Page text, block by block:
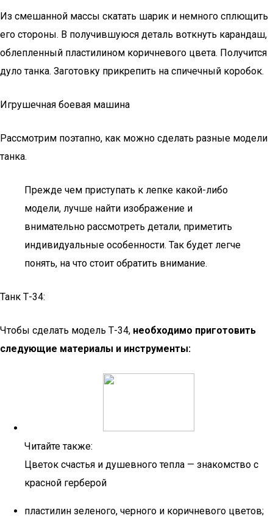
Из смешанной массы скатать шарик и немного сплющить
его стороны. В получившуюся деталь воткнуть карандаш,
облепленный пластилином коричневого цвета. Получится
дуло танка. Заготовку прикрепить на спичечный коробок.
Игрушечная боевая машина
Рассмотрим поэтапно, как можно сделать разные модели
танка.
Прежде чем приступать к лепке какой-либо
модели, лучше найти изображение и
внимательно рассмотреть детали, приметить
индивидуальные особенности. Так будет легче
понять, на что стоит обратить внимание.
Танк Т-34:
Чтобы сделать модель Т-34, необходимо приготовить
следующие материалы и инструменты:
Читайте также:
Цветок счастья и душевного тепла — знакомство с
красной герберой
пластилин зеленого, черного и коричневого цветов;